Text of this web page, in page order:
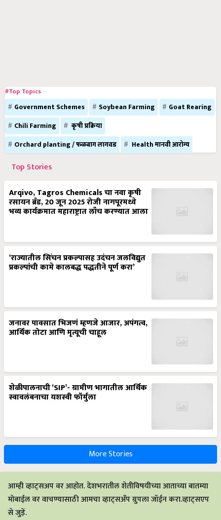
#Top Topics
Government Schemes Soybean Farming
Goat Rearing
Chili Farming
कृषी प्रक्रिया
Orchard planting / फळबाग लागवड
Health मानवी आरोग्य
Top Stories
Arqivo, Tagros Chemicals चा नवा कृषी
रसायन ब्रँड, 20 जून 2025 रोजी नागपूरमध्ये
भव्य कार्यक्रमात महाराष्ट्रात लाँच करण्यात आला
‘राज्यातील सिंचन प्रकल्पासह उदंचन जलविद्युत
प्रकल्पांची कामे कालबद्ध पद्धतीने पूर्ण करा’
जनावर पावसात भिजणं म्हणजे आजार, अपंगत्व,
आर्थिक तोटा आणि मृत्यूची चाहूल
शेळीपालनाची ‘SIP’- ग्रामीण भागातील आर्थिक
स्वावलंबनाचा यशस्वी फॉर्मुला
More Stories
आम्ही व्हाट्सअप वर आहोत. देशभरातील शेतीविषयीच्या आताच्या बातम्या
मोबाईल वर वाचण्यासाठी आमचा व्हाट्सअँप ग्रुपला जॉईन करा.व्हाट्सएप
से जुड़ें.